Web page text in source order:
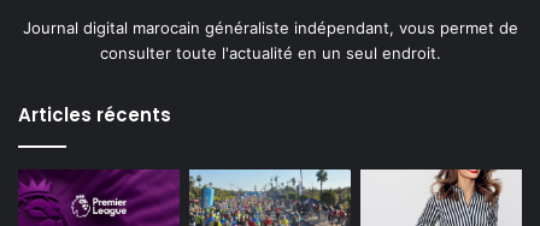
Journal digital marocain généraliste indépendant, vous permet de
consulter toute l'actualité en un seul endroit.
Articles récents